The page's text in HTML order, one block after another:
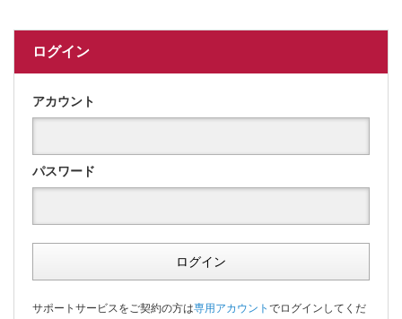
ログイン
アカウント
パスワード
ログイン
サポートサービスをご契約の方は専用アカウント でログインしてくだ